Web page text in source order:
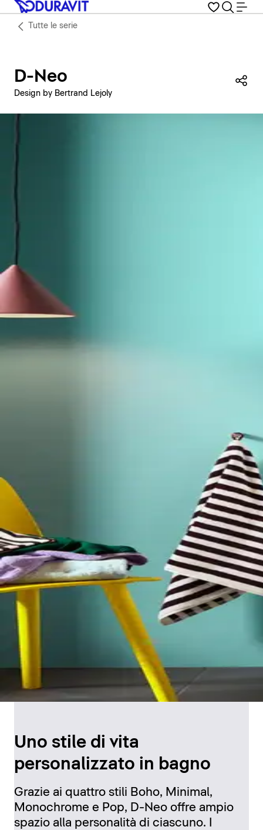
Tutte le serie
D-Neo
Design by Bertrand Lejoly
Uno stile di vita
personalizzato in bagno
Grazie ai quattro stili Boho, Minimal,
Monochrome e Pop, D-Neo offre ampio
spazio alla personalità di ciascuno. I